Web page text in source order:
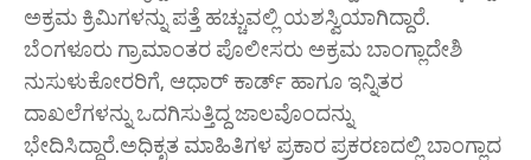
ಅಕ್ರಮ ಕ್ರಿಮಿಗಳನ್ನು ಪತ್ತೆ ಹಚ್ಚುವಲ್ಲಿ ಯಶಸ್ವಿಯಾಗಿದ್ದಾರೆ.
ಬೆಂಗಳೂರು ಗ್ರಾಮಾಂತರ ಪೊಲೀಸರು ಅಕ್ರಮ ಬಾಂಗ್ಲಾದೇಶಿ
ನುಸುಳುಕೋರರಿಗೆ, ಆಧಾರ್ ಕಾರ್ಡ್ ಹಾಗೂ ಇನ್ನಿತರ
ದಾಖಲೆಗಳನ್ನು ಒದಗಿಸುತ್ತಿದ್ದ ಜಾಲವೊಂದನ್ನು
ಭೇದಿಸಿದ್ದಾರೆ.ಅಧಿಕೃತ ಮಾಹಿತಿಗಳ ಪ್ರಕಾರ ಪ್ರಕರಣದಲ್ಲಿ ಬಾಂಗ್ಲಾದ